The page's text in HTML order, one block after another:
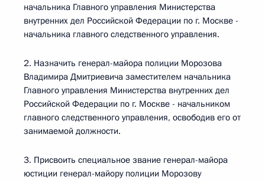
начальника Главного управления Министерства
внутренних дел Российской Федерации по г. Москве -
начальника главного следственного управления.
2. Назначить генерал-майора полиции Морозова
Владимира Дмитриевича заместителем начальника
Главного управления Министерства внутренних дел
Российской Федерации по г. Москве - начальником
главного следственного управления, освободив его от
занимаемой должности.
3. Присвоить специальное звание генерал-майора
юстиции генерал-майору полиции Морозову